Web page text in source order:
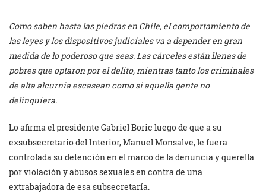
Como saben hasta las piedras en Chile, el comportamiento de
las leyes y los dispositivos judiciales va a depender en gran
medida de lo poderoso que seas. Las cárceles están llenas de
pobres que optaron por el delito, mientras tanto los criminales
de alta alcurnia escasean como si aquella gente no
delinquiera.
Lo afirma el presidente Gabriel Boric luego de que a su
exsubsecretario del Interior, Manuel Monsalve, le fuera
controlada su detención en el marco de la denuncia y querella
por violación y abusos sexuales en contra de una
extrabajadora de esa subsecretaría.